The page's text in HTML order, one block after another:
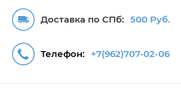
Доставка по СПб: 500 Руб.
Телефон: +7(962)707-02-06